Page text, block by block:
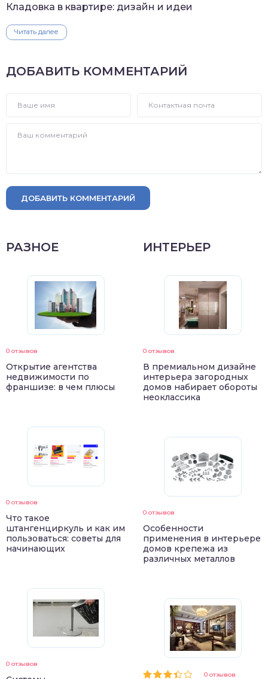
Кладовка в квартире: дизайн и идеи
Читать далее
ДОБАВИТЬ КОММЕНТАРИЙ
ДОБАВИТЬ КОММЕНТАРИЙ
РАЗНОЕ
0 отзывов
Открытие агентства
недвижимости по
франшизе: в чем плюсы
0 отзывов
Что такое
штангенциркуль и как им
пользоваться: советы для
начинающих
0 отзывов
ИНТЕРЬЕР
0 отзывов
В премиальном дизайне
интерьера загородных
домов набирает обороты
неоклассика
0 отзывов
Особенности
применения в интерьере
домов крепежа из
различных металлов
0 отзывов